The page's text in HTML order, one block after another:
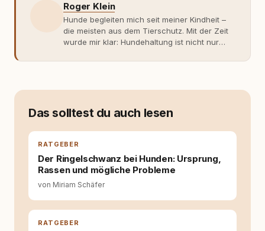
Roger Klein
Hunde begleiten mich seit meiner Kindheit –
die meisten aus dem Tierschutz. Mit der Zeit
wurde mir klar: Hundehaltung ist nicht nur
Fachwissen. Der Wendepunkt kam mit meinem
moderner Hundeerziehung
entsteht echte Bindung dort, wo Verständnis
Wissen ersetzt – nicht umgekehrt. Aus dieser
Entwicklung entstand rundum.dog – ein
Wissens- und Serviceportal für
Hundehalter:innen in Deutschland, Österreich
und der Schweiz. Meine Überzeugung:
Tierschutz beginnt mit Wissen. Wer seinen
Hund versteht, trifft bessere Entscheidungen –
für ein Zusammenleben, das beiden guttut.
Das solltest du auch lesen
RATGEBER
Der Ringelschwanz bei Hunden: Ursprung,
Rassen und mögliche Probleme
von Miriam Schäfer
RATGEBER